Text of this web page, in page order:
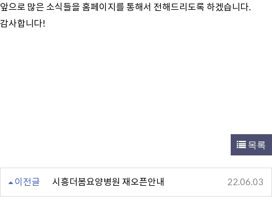
앞으로 많은 소식들을 홈페이지를 통해서 전해드리도록 하겠습니다.
감사합니다!
목록
이전글 시흥더봄요양병원 재오픈안내 22.06.03